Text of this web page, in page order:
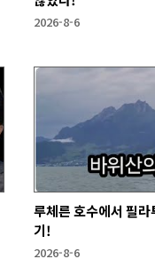
2026-8-6
루체른 호수에서 필
기!
2026-8-6